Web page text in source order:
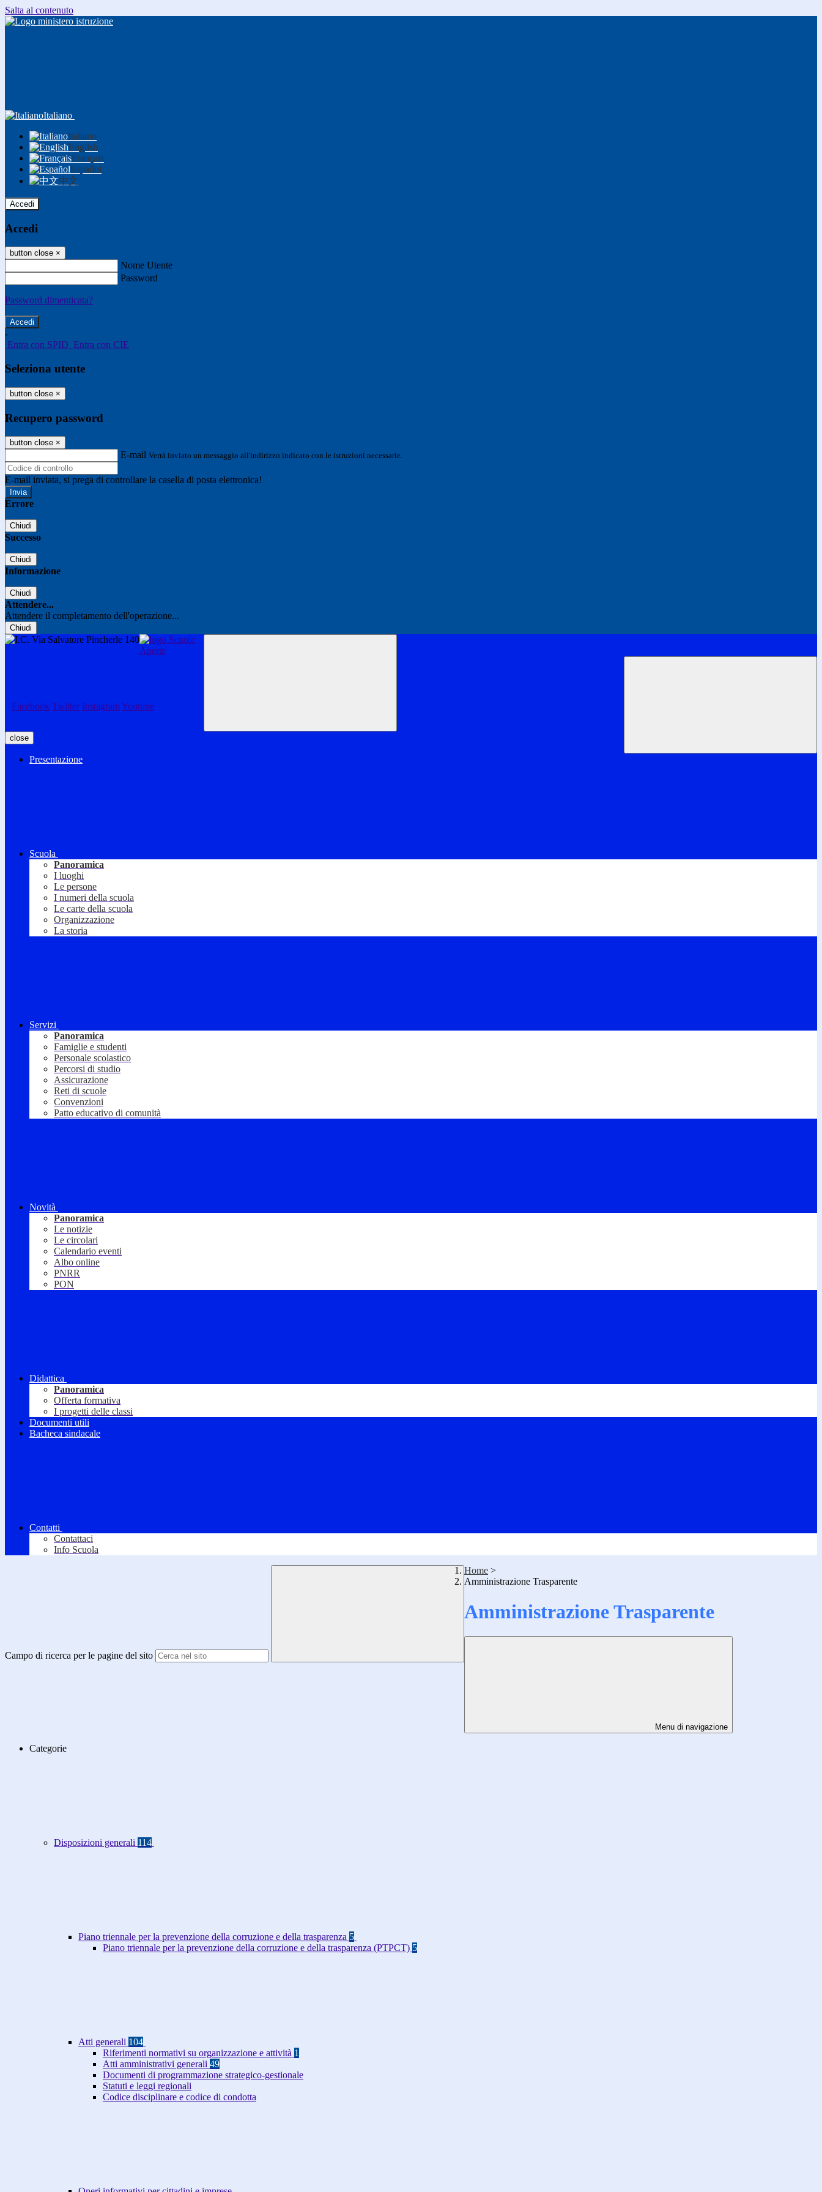
Salta al contenuto
Italiano
Italiano
English
Français
Español
中文
Accedi
Accedi
button close ×
Nome Utente
Password
Password dimenticata?
-
Entra con SPID Entra con CIE
Seleziona utente
button close ×
Recupero password
button close ×
E-mail Verrà inviato un messaggio all'indirizzo indicato con le istruzioni necessarie.
E-mail inviata, si prega di controllare la casella di posta elettronica!
Errore
Chiudi
Successo
Chiudi
Informazione
Chiudi
Attendere...
Attendere il completamento dell'operazione...
Chiudi
Facebook Twitter Instagram Youtube
close
Presentazione
Scuola
Panoramica
I luoghi
Le persone
I numeri della scuola
Le carte della scuola
Organizzazione
La storia
Servizi
Panoramica
Famiglie e studenti
Personale scolastico
Percorsi di studio
Assicurazione
Reti di scuole
Convenzioni
Patto educativo di comunità
Novità
Panoramica
Le notizie
Le circolari
Calendario eventi
Albo online
PNRR
PON
Didattica
Panoramica
Offerta formativa
I progetti delle classi
Documenti utili
Bacheca sindacale
Contatti
Contattaci
Info Scuola
Campo di ricerca per le pagine del sito
Home >
Amministrazione Trasparente
Amministrazione Trasparente
Menu di navigazione
Categorie
Disposizioni generali 114
Piano triennale per la prevenzione della corruzione e della trasparenza 5
Piano triennale per la prevenzione della corruzione e della trasparenza (PTPCT) 5
Atti generali 104
Riferimenti normativi su organizzazione e attività 1
Atti amministrativi generali 49
Documenti di programmazione strategico-gestionale
Statuti e leggi regionali
Codice disciplinare e codice di condotta